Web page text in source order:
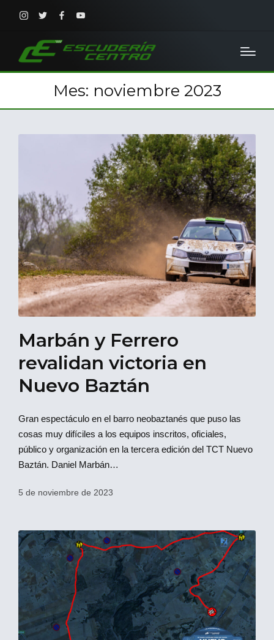
Instagram
TwitterFacebookYoutube
Mes: noviembre 2023
Marbán y Ferrero
revalidan victoria en
Nuevo Baztán
Gran espectáculo en el barro neobaztanés que puso las
cosas muy difíciles a los equipos inscritos, oficiales,
público y organización en la tercera edición del TCT Nuevo
Baztán. Daniel Marbán…
5 de noviembre de 2023